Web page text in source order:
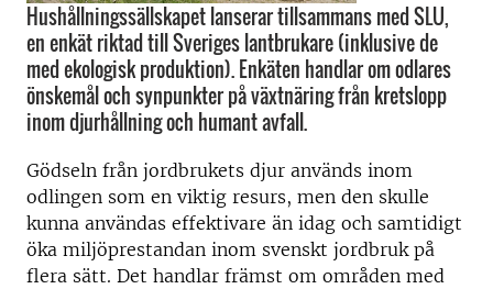
Hushållningssällskapet lanserar tillsammans med SLU,
en enkät riktad till Sveriges lantbrukare (inklusive de
med ekologisk produktion). Enkäten handlar om odlares
önskemål och synpunkter på växtnäring från kretslopp
inom djurhållning och humant avfall.
Gödseln från jordbrukets djur används inom
odlingen som en viktig resurs, men den skulle
kunna användas effektivare än idag och samtidigt
öka miljöprestandan inom svenskt jordbruk på
flera sätt. Det handlar främst om områden med